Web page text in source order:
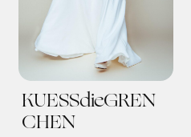
KUESSdieGREN
CHEN